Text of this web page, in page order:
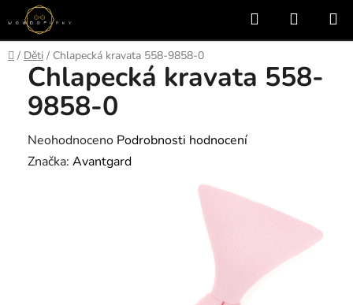
Přejít
na
obsah
Hledat
KOŠÍK
Domů
/ Děti / Chlapecká kravata 558-9858-0
Chlapecká kravata 558-
9858-0
Průměrné
hodnocení
Neohodnoceno Podrobnosti hodnocení
Značka: Avantgard